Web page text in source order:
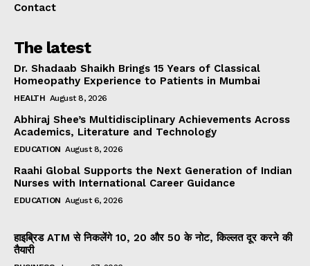
Contact
The latest
Dr. Shadaab Shaikh Brings 15 Years of Classical
Homeopathy Experience to Patients in Mumbai
HEALTH August 8, 2026
Abhiraj Shee’s Multidisciplinary Achievements Across
Academics, Literature and Technology
EDUCATION August 8, 2026
Raahi Global Supports the Next Generation of Indian
Nurses with International Career Guidance
EDUCATION August 6, 2026
हाइब्रिड ATM से निकलेंगे ₹10, ₹20 और ₹50 के नोट, किल्लत दूर करने की
तैयारी